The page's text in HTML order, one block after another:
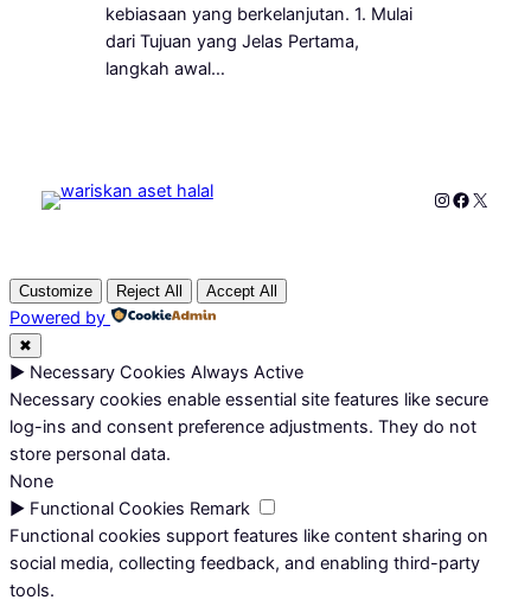
kebiasaan yang berkelanjutan. 1. Mulai
dari Tujuan yang Jelas Pertama,
langkah awal…
Instagram
X
Customize Reject All Accept All
Powered by
✖
► Necessary Cookies Always Active
Necessary cookies enable essential site features like secure
log-ins and consent preference adjustments. They do not
store personal data.
None
► Functional Cookies Remark
Functional cookies support features like content sharing on
social media, collecting feedback, and enabling third-party
tools.